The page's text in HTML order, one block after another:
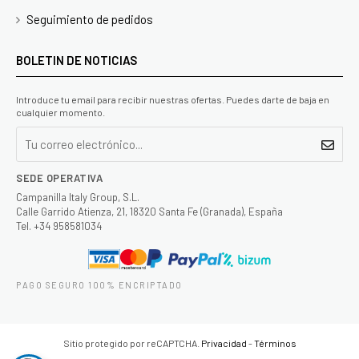
Seguimiento de pedidos
BOLETIN DE NOTICIAS
Introduce tu email para recibir nuestras ofertas. Puedes darte de baja en
cualquier momento.
SEDE OPERATIVA
Campanilla Italy Group, S.L.
Calle Garrido Atienza, 21, 18320 Santa Fe (Granada), España
Tel. +34 958581034
PAGO SEGURO 100% ENCRIPTADO
Sitio protegido por reCAPTCHA. Privacidad -Términos